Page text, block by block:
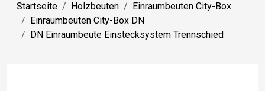
Startseite Holzbeuten
Einraumbeuten City-Box
Einraumbeuten City-Box DN
DN Einraumbeute Einstecksystem Trennschied